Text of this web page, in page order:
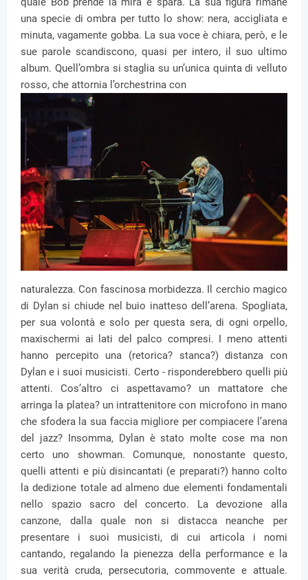
una specie di ombra per tutto lo show: nera, accigliata e
minuta, vagamente gobba. La sua voce è chiara, però, e le
sue parole scandiscono, quasi per intero, il suo ultimo
album. Quell’ombra si staglia su un’unica quinta di velluto
rosso, che attornia l’orchestrina con
naturalezza. Con fascinosa morbidezza. Il cerchio magico
di Dylan si chiude nel buio inatteso dell’arena. Spogliata,
per sua volontà e solo per questa sera, di ogni orpello,
maxischermi ai lati del palco compresi. I meno attenti
hanno percepito una (retorica? stanca?) distanza con
Dylan e i suoi musicisti. Certo - risponderebbero quelli più
attenti. Cos’altro ci aspettavamo? un mattatore che
arringa la platea? un intrattenitore con microfono in mano
che sfodera la sua faccia migliore per compiacere l’arena
del jazz? Insomma, Dylan è stato molte cose ma non
certo uno showman. Comunque, nonostante questo,
quelli attenti e più disincantati (e preparati?) hanno colto
la dedizione totale ad almeno due elementi fondamentali
nello spazio sacro del concerto. La devozione alla
canzone, dalla quale non si distacca neanche per
presentare i suoi musicisti, di cui articola i nomi
cantando, regalando la pienezza della performance e la
sua verità cruda, persecutoria, commovente e attuale.